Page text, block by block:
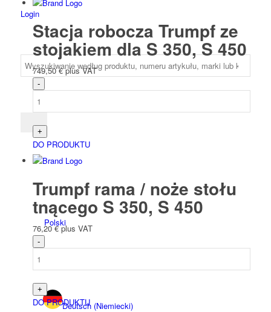
Login
Polski
Deutsch(Niemiecki)
Stacja robocza Trumpf ze
stojakiem dla S 350, S 450
749,50€ plus VAT
DO PRODUKTU
Trumpf rama / noże stołu
tnącego S 350, S 450
76,20€ plus VAT
DO PRODUKTU